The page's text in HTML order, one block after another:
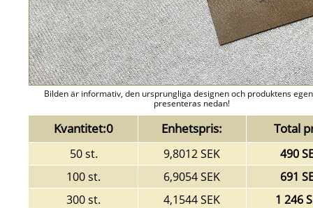
Bilden är informativ, den ursprungliga designen och produktens
presenteras nedan!
Kvantitet:0 Enhetspris: Total
50 st. 9,8012 SEK
490
100 st.
6,9054 SEK
691
300 st.
4,1544 SEK
1 246